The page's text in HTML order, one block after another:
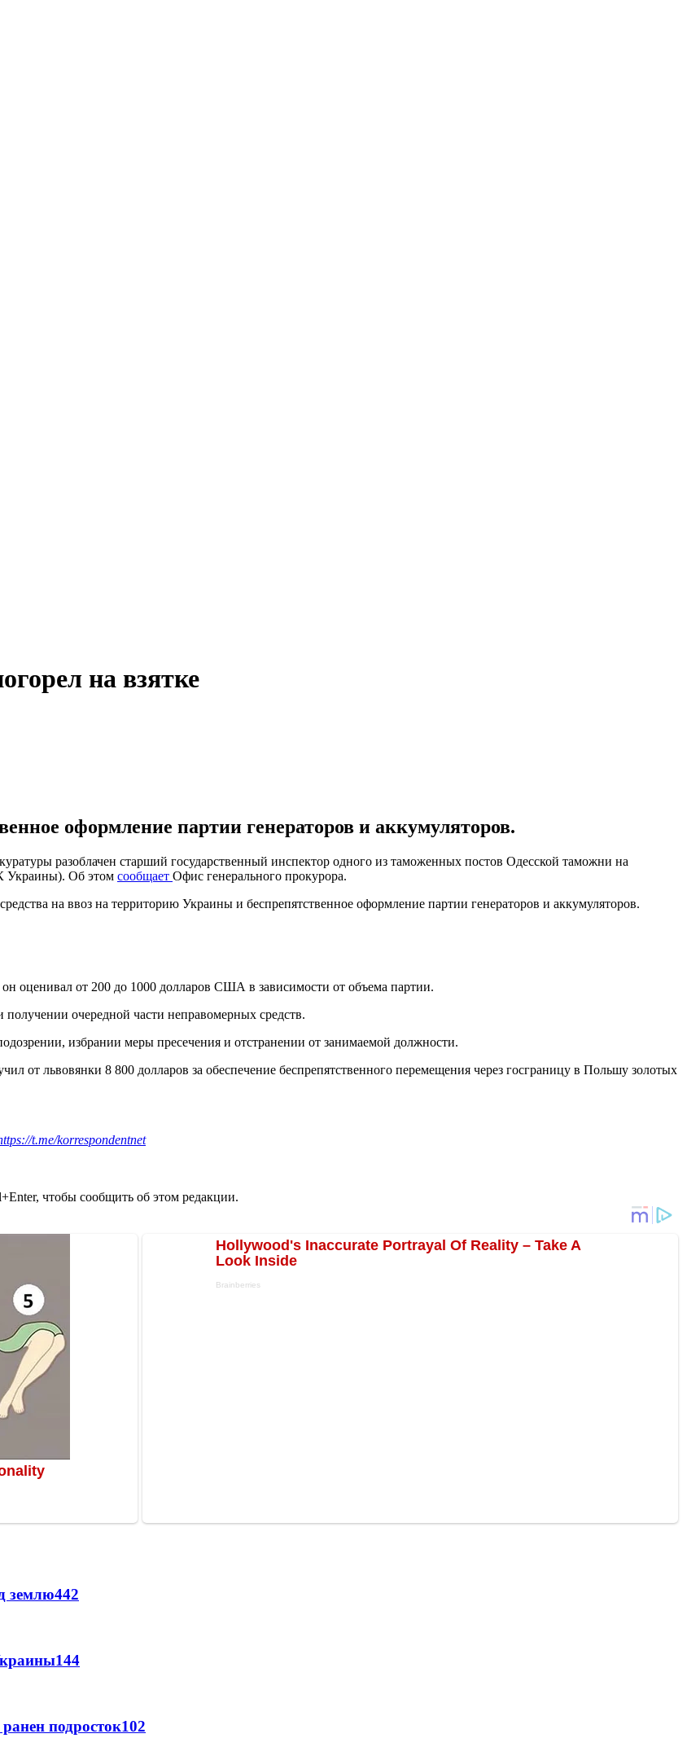
на взятке
оформление партии генераторов и аккумуляторов.
разоблачен старший государственный инспектор одного из таможенных постов Одесской таможни на
Украины). Об этом сообщает Офис генерального прокурора.
на ввоз на территорию Украины и беспрепятственное оформление партии генераторов и аккумуляторов.
оценивал от 200 до 1000 долларов США в зависимости от объема партии.
очередной части неправомерных средств.
избрании меры пресечения и отстранении от занимаемой должности.
от львовянки 8 800 долларов за обеспечение беспрепятственного перемещения через госграницу в Польшу золотых
t.me/korrespondentnet
чтобы сообщить об этом редакции.
землю442
144
подросток102